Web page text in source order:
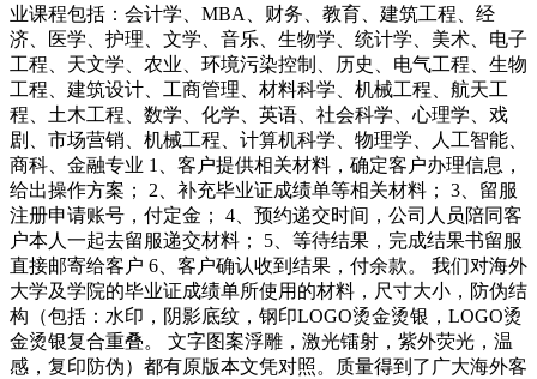
业课程包括：会计学、MBA、财务、教育、建筑工程、经
济、医学、护理、文学、音乐、生物学、统计学、美术、电子
工程、天文学、农业、环境污染控制、历史、电气工程、生物
工程、建筑设计、工商管理、材料科学、机械工程、航天工
程、土木工程、数学、化学、英语、社会科学、心理学、戏
剧、市场营销、机械工程、计算机科学、物理学、人工智能、
商科、金融专业 1、客户提供相关材料，确定客户办理信息，
给出操作方案； 2、补充毕业证成绩单等相关材料； 3、留服
注册申请账号，付定金； 4、预约递交时间，公司人员陪同客
户本人一起去留服递交材料； 5、等待结果，完成结果书留服
直接邮寄给客户 6、客户确认收到结果，付余款。 我们对海外
大学及学院的毕业证成绩单所使用的材料，尺寸大小，防伪结
构（包括：水印，阴影底纹，钢印LOGO烫金烫银，LOGO烫
金烫银复合重叠。 文字图案浮雕，激光镭射，紫外荧光，温
感，复印防伪）都有原版本文凭对照。质量得到了广大海外客